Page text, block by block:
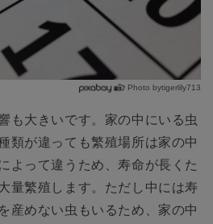
Photo bytigerlily713
も大きいです。家の中にいる虫
類が違っても繁殖場所は家の中
よって違うため、寿命が長くた
量繁殖します。ただし中には寿
産めない虫もいるため、家の中